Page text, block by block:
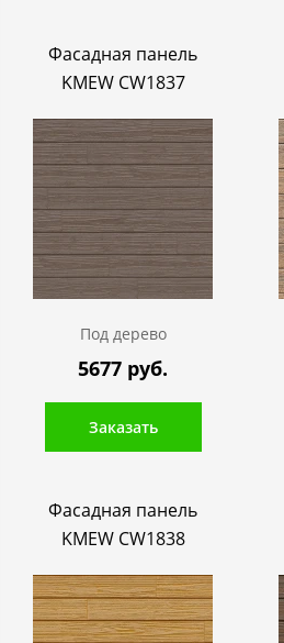
Фасадная панель
KMEW CW1837
Под дерево
5677 руб.
Заказать
Фасадная панель
KMEW CW1838